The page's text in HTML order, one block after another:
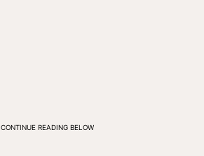
CONTINUE READING BELOW